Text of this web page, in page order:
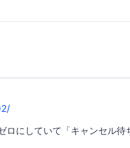
ロにしていて「キャンセル待